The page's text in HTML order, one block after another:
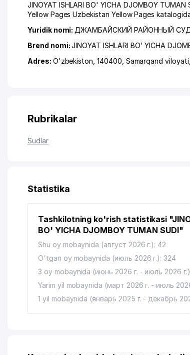
JINOYAT ISHLARI BO' YICHA DJOMBOY
Yellow Pages Uzbekistan Yellow Pages
Yuridik nomi: ДЖАМБАЙСКИЙ РАЙОННЫЙ
Brend nomi:JINOYAT ISHLARI BO' YICHA
Adres: O'zbekiston, 140400, Samarqand viloyati
Rubrikalar
Sudlar
Statistika
Tashkilotning ko'rish statistikasi
BO' YICHA DJOMBOY TUMAN SUDI"
Shu oy mobaynida (август 2026 г.): 42
O'tgan oy mobaynida (июль 2026 г.): 324
3 oy mobaynida (июнь 2026 г. - июль 2026
Yarim yil mobaynida (март 2026 г. - июль
1 yil mobaynida (январь 2025 г. - декабрь